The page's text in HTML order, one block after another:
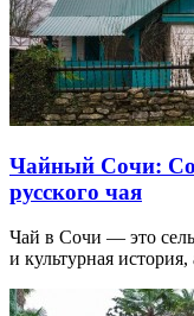
Чайный Сочи:
русского чая
Чай в Сочи — это
и культурная история,